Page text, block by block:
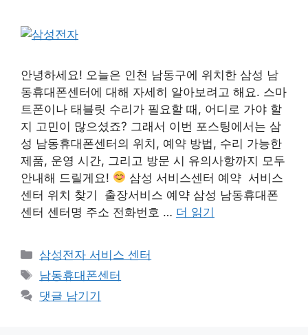
안녕하세요! 오늘은 인천 남동구에 위치한 삼성 남
동휴대폰센터에 대해 자세히 알아보려고 해요. 스마
트폰이나 태블릿 수리가 필요할 때, 어디로 가야 할
지 고민이 많으셨죠? 그래서 이번 포스팅에서는 삼
성 남동휴대폰센터의 위치, 예약 방법, 수리 가능한
제품, 운영 시간, 그리고 방문 시 유의사항까지 모두
안내해 드릴게요!
삼성 서비스센터 예약 서비스
센터 위치 찾기 출장서비스 예약 삼성 남동휴대폰
센터 센터명 주소 전화번호 … 더 읽기
카
테
고
리
삼성전자 서비스 센터
태
그
남동휴대폰센터
댓글 남기기